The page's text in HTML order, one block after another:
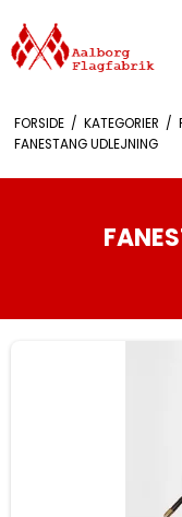
FORSIDE / KATEGORIER /
FANESTANG UDLEJNING